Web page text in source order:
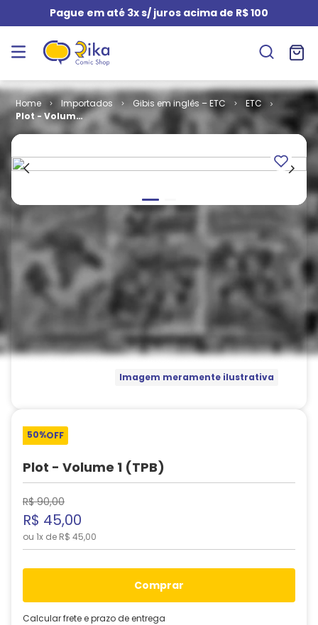
Pague em até 3x s/ juros acima de R$ 100
Importados Gibis em inglês – ETC
ETC
Plot - Volume
1 (TPB)
Imagem meramente ilustrativa
50%OFF
Plot - Volume 1 (TPB)
R$ 90,00
R$ 45,00
ou 1x de R$ 45,00
comprar
Calcular frete e prazo de entrega